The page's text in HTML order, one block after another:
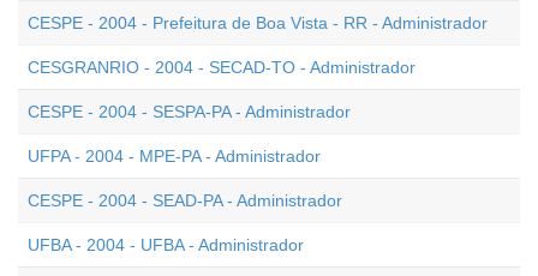
CESPE - 2004 - Prefeitura de Boa Vista - RR - Administrador
CESGRANRIO - 2004 - SECAD-TO - Administrador
CESPE - 2004 - SESPA-PA - Administrador
UFPA - 2004 - MPE-PA - Administrador
CESPE - 2004 - SEAD-PA - Administrador
UFBA - 2004 - UFBA - Administrador